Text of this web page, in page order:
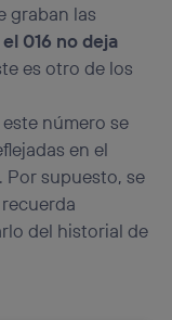
graban las
el 016 no deja
es otro de los
número se
en el
Por supuesto, se
del historial de